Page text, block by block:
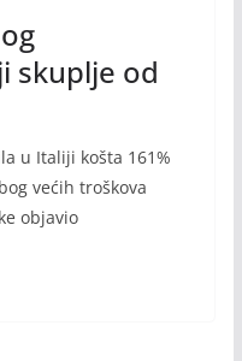
skuplje od
u Italiji košta 161%
većih troškova
objavio